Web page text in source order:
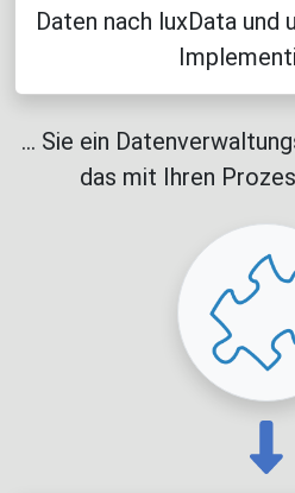
Daten nach luxData
... Sie ein
das mit Ihren